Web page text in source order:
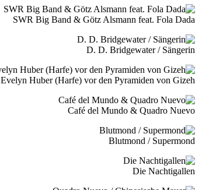
SWR Big Band & Götz Alsmann feat. Fola Dada
D. D. Bridgewater / Sängerin
Evelyn Huber (Harfe) vor den Pyramiden von Gizeh
Café del Mundo & Quadro Nuevo
Blutmond / Supermond
Die Nachtigallen